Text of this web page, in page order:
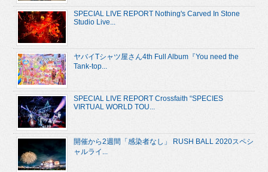
SPECIAL LIVE REPORT Nothing's Carved In Stone
Studio Live...
ヤバイTシャツ屋さん4th Full Album『You need the
Tank-top...
SPECIAL LIVE REPORT Crossfaith “SPECIES
VIRTUAL WORLD TOU...
開催から2週間「感染者なし」 RUSH BALL 2020スペシ
ャルライ...